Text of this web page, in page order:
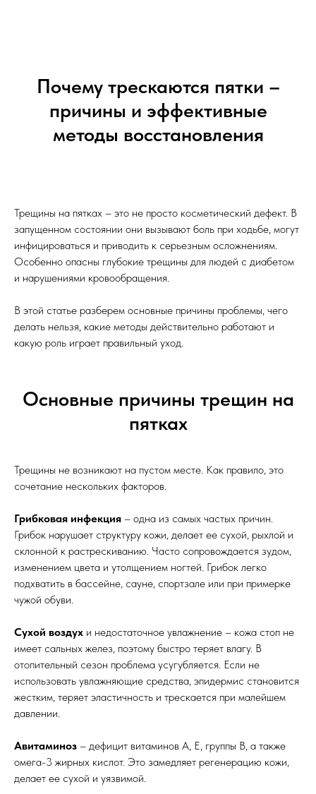
Почему трескаются пятки –
причины и эффективные
методы восстановления
Трещины на пятках – это не просто косметический дефект. В
запущенном состоянии они вызывают боль при ходьбе, могут
инфицироваться и приводить к серьезным осложнениям.
Особенно опасны глубокие трещины для людей с диабетом
и нарушениями кровообращения.
В этой статье разберем основные причины проблемы, чего
делать нельзя, какие методы действительно работают и
какую роль играет правильный уход.
Основные причины трещин на
пятках
Трещины не возникают на пустом месте. Как правило, это
сочетание нескольких факторов.
Грибковая инфекция – одна из самых частых причин.
Грибок нарушает структуру кожи, делает ее сухой, рыхлой и
склонной к растрескиванию. Часто сопровождается зудом,
изменением цвета и утолщением ногтей. Грибок легко
подхватить в бассейне, сауне, спортзале или при примерке
чужой обуви.
Сухой воздух и недостаточное увлажнение – кожа стоп не
имеет сальных желез, поэтому быстро теряет влагу. В
отопительный сезон проблема усугубляется. Если не
использовать увлажняющие средства, эпидермис становится
жестким, теряет эластичность и трескается при малейшем
давлении.
Авитаминоз – дефицит витаминов A, E, группы B, а также
омега-3 жирных кислот. Это замедляет регенерацию кожи,
делает ее сухой и уязвимой.